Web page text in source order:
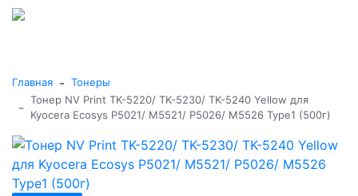
Главная - Тонеры
- Тонер NV Print TK-5220/ TK-5230/ TK-5240 Yellow для
Kyocera Ecosys P5021/ M5521/ P5026/ M5526 Type1 (500г)